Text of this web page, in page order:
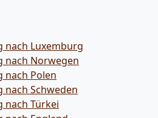
nach Luxemburg
nach Norwegen
nach Polen
nach Schweden
nach Türkei